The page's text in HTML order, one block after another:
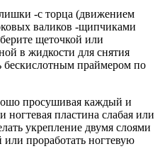
-с торца (движением
валиков -щипчиками
щеточкой или
в жидкости для снятия
праймером по
просушивая каждый и
пластина слабая или
укрепление двумя слоями
проработать ногтевую